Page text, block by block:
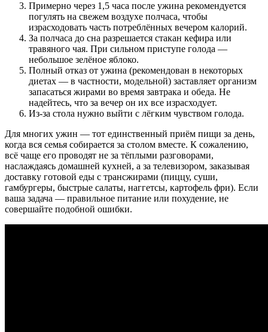
Примерно через 1,5 часа после ужина рекомендуется
погулять на свежем воздухе полчаса, чтобы
израсходовать часть потреблённых вечером калорий.
За полчаса до сна разрешается стакан кефира или
травяного чая. При сильном приступе голода —
небольшое зелёное яблоко.
Полный отказ от ужина (рекомендован в некоторых
диетах — в частности, модельной) заставляет организм
запасаться жирами во время завтрака и обеда. Не
надейтесь, что за вечер он их все израсходует.
Из-за стола нужно выйти с лёгким чувством голода.
Для многих ужин — тот единственный приём пищи за день,
когда вся семья собирается за столом вместе. К сожалению,
всё чаще его проводят не за тёплыми разговорами,
наслаждаясь домашней кухней, а за телевизором, заказывая
доставку готовой еды с трансжирами (пиццу, суши,
гамбургеры, быстрые салаты, наггетсы, картофель фри). Если
ваша задача — правильное питание или похудение, не
совершайте подобной ошибки.